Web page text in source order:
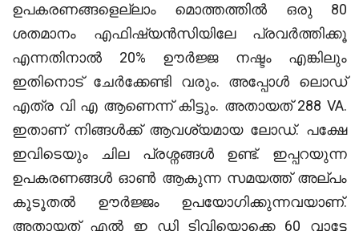
ഉപകരണങ്ങളെല്ലാം മൊത്തത്തിൽ ഒരു 80
ശതമാനം എഫിഷ്യൻസിയിലേ പ്രവർത്തിക്കൂ
എന്നതിനാൽ 20% ഊർജ്ജ നഷ്ടം എങ്കിലും
ഇതിനൊട് ചേർക്കേണ്ടി വരും. അപ്പോൾ ലൊഡ്
എത്ര വി എ ആണെന്ന് കിട്ടും. അതായത് 288 VA.
ഇതാണ് നിങ്ങൾക്ക് ആവശ്യമായ ലോഡ്. പക്ഷേ
ഇവിടെയും ചില പ്രശ്നങ്ങൾ ഉണ്ട്. ഇപ്പറയുന്ന
ഉപകരണങ്ങൾ ഓൺ ആകുന്ന സമയത്ത് അല്പം
കൂടൂതൽ ഊർജ്ജം ഉപയോഗിക്കുന്നവയാണ്.
അതായത് എൽ ഇ ഡി ടിവിയൊക്കെ 60 വാട്ടേ